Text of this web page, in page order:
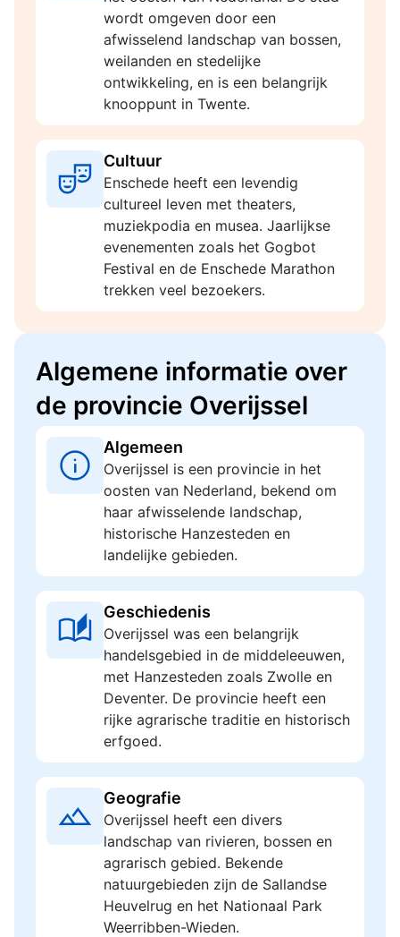
wordt omgeven door een
afwisselend landschap van bossen,
weilanden en stedelijke
ontwikkeling, en is een belangrijk
knooppunt in Twente.
Cultuur
Enschede heeft een levendig
cultureel leven met theaters,
muziekpodia en musea. Jaarlijkse
evenementen zoals het Gogbot
Festival en de Enschede Marathon
trekken veel bezoekers.
Algemene informatie over
de provincie Overijssel
Algemeen
Overijssel is een provincie in het
oosten van Nederland, bekend om
haar afwisselende landschap,
historische Hanzesteden en
landelijke gebieden.
Geschiedenis
Overijssel was een belangrijk
handelsgebied in de middeleeuwen,
met Hanzesteden zoals Zwolle en
Deventer. De provincie heeft een
rijke agrarische traditie en historisch
erfgoed.
Geografie
Overijssel heeft een divers
landschap van rivieren, bossen en
agrarisch gebied. Bekende
natuurgebieden zijn de Sallandse
Heuvelrug en het Nationaal Park
Weerribben-Wieden.